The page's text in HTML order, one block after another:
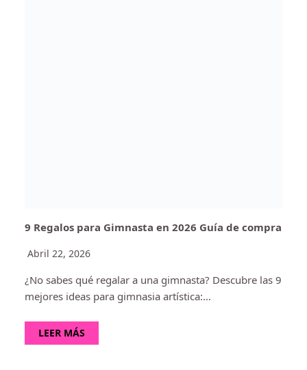
9 Regalos para Gimnasta en 2026 Guía de compra
Abril 22, 2026
¿No sabes qué regalar a una gimnasta? Descubre las 9
mejores ideas para gimnasia artística:…
LEER MÁS